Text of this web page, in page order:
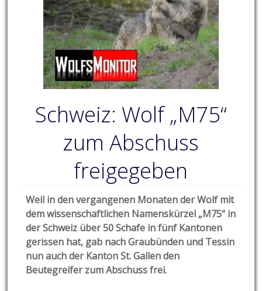
Schweiz: Wolf „M75“
zum Abschuss
freigegeben
Weil in den vergangenen Monaten der Wolf mit
dem wissenschaftlichen Namenskürzel „M75“ in
der Schweiz über 50 Schafe in fünf Kantonen
gerissen hat, gab nach Graubünden und Tessin
nun auch der Kanton St. Gallen den
Beutegreifer zum Abschuss frei.